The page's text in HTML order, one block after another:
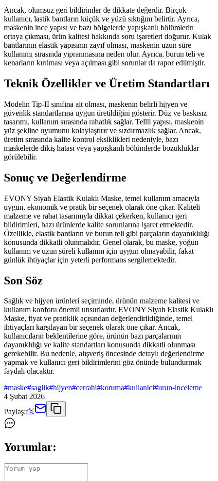
Ancak, olumsuz geri bildirimler de dikkate değerdir. Birçok
kullanıcı, lastik bantların küçük ve yüzü sıktığını belirtir. Ayrıca,
maskenin ince yapısı ve bazı bölgelerde yapışkanlı bölümlerin
ortaya çıkması, ürün kalitesi hakkında soru işaretleri doğurur. Kulak
bantlarının elastik yapısının zayıf olması, maskenin uzun süre
kullanımı sırasında yıpranmasına neden olur. Ayrıca, burun teli ve
kenarların kırılması veya açılması gibi sorunlar da rapor edilmiştir.
Teknik Özellikler ve Üretim Standartları
Modelin Tip-II sınıfına ait olması, maskenin belirli hijyen ve
güvenlik standartlarına uygun üretildiğini gösterir. Düz ve baskısız
tasarımı, kullanım sırasında rahatlık sağlar. Tellli yapısı, maskenin
yüz şekline uyumunu kolaylaştırır ve sızdırmazlık sağlar. Ancak,
üretim sırasında kalite kontrol eksiklikleri nedeniyle, bazı
maskelerde dikiş hatası veya yapışkanlı bölümlerde bozukluklar
görülebilir.
Sonuç ve Değerlendirme
EVONY Siyah Elastik Kulaklı Maske, temel kullanım amacıyla
uygun, ekonomik ve pratik bir seçenek olarak öne çıkar. Kaliteli
malzeme ve rahat tasarımıyla dikkat çekerken, kullanıcı geri
bildirimleri, bazı ürünlerde kalite sorunlarına işaret etmektedir.
Özellikle, elastik bantların ve burun teli gibi parçaların dayanıklılığı
konusunda dikkatli olunmalıdır. Genel olarak, bu maske, yoğun
kullanım ve uzun süreli kullanım için uygun olmayabilir, fakat
günlük ihtiyaçlar için yeterli performans sergilemektedir.
Son Söz
Sağlık ve hijyen ürünleri seçiminde, ürünün malzeme kalitesi ve
kullanım konforu önemli unsurlardır. EVONY Siyah Elastik Kulaklı
Maske, fiyat ve pratiklik açısından değerlendirildiğinde, temel
ihtiyaçları karşılayan bir seçenek olarak öne çıkar. Ancak,
kullanıcıların beklentilerine göre, ürünün bazı parçalarının
dayanıklılığı ve kalite standartları konusunda dikkatli olunması
gerekebilir. Bu nedenle, alışveriş öncesinde detaylı değerlendirme
yapmak ve kullanıcı geri bildirimlerini göz önünde bulundurmak
faydalı olacaktır.
#maske#saglik#hijyen#cerrahi#koruma#kullanici#urun-inceleme
4 Şubat 2026
Paylaş:f𝕏
Yorumlar: